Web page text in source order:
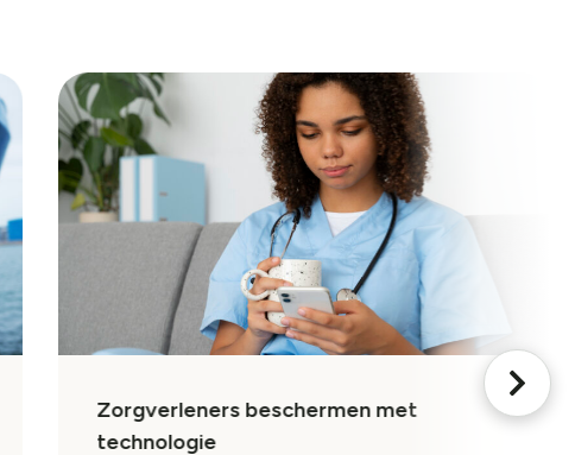
Zorgverleners beschermen met
technologie